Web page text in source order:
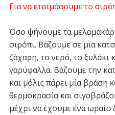
Για να ετοιμάσουμε το
Όσο ψήνουμε τα
σιρόπι. Βάζουμε σε μια
ζάχαρη, το νερό, το ξυλάκι
γαρύφαλλα. Βάζουμε την
και μόλις πάρει μία βράση
θερμοκρασία και
μέχρι να έχουμε ένα ωραίο